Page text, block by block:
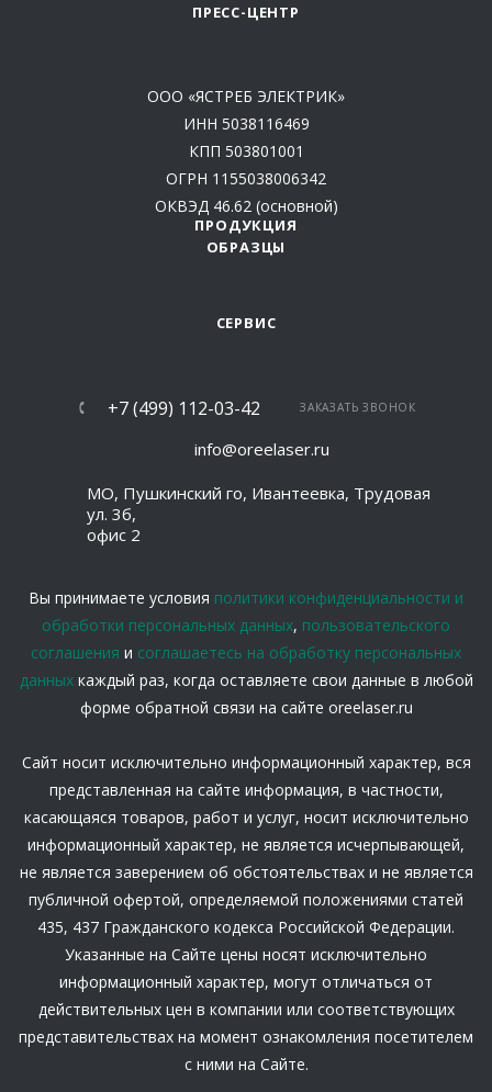
ПРЕСС-ЦЕНТР
ООО «ЯСТРЕБ ЭЛЕКТРИК»
ИНН 5038116469
КПП 503801001
ОГРН 1155038006342
ОКВЭД 46.62 (основной)
ПРОДУКЦИЯ
ОБРАЗЦЫ
СЕРВИС
+7 (499) 112-03-42 ЗАКАЗАТЬ ЗВОНОК
info@oreelaser.ru
МО, Пушкинский го, Ивантеевка, Трудовая
ул. 3б,
офис 2
Вы принимаете условия политики конфиденциальности и
обработки персональных данных, пользовательского
соглашения и соглашаетесь на обработку персональных
данныхкаждый раз, когда оставляете свои данные в любой
форме обратной связи на сайте oreelaser.ru
Сайт носит исключительно информационный характер, вся
представленная на сайте информация, в частности,
касающаяся товаров, работ и услуг, носит исключительно
информационный характер, не является исчерпывающей,
не является заверением об обстоятельствах и не является
публичной офертой, определяемой положениями статей
435, 437 Гражданского кодекса Российской Федерации.
Указанные на Сайте цены носят исключительно
информационный характер, могут отличаться от
действительных цен в компании или соответствующих
представительствах на момент ознакомления посетителем
с ними на Сайте.